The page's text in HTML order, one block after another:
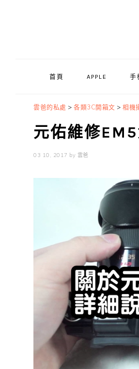
首頁 APPLE 手
雲爸的私處 > 各類3C開箱文 > 相機
元佑維修
03 10, 2017 by 雲爸